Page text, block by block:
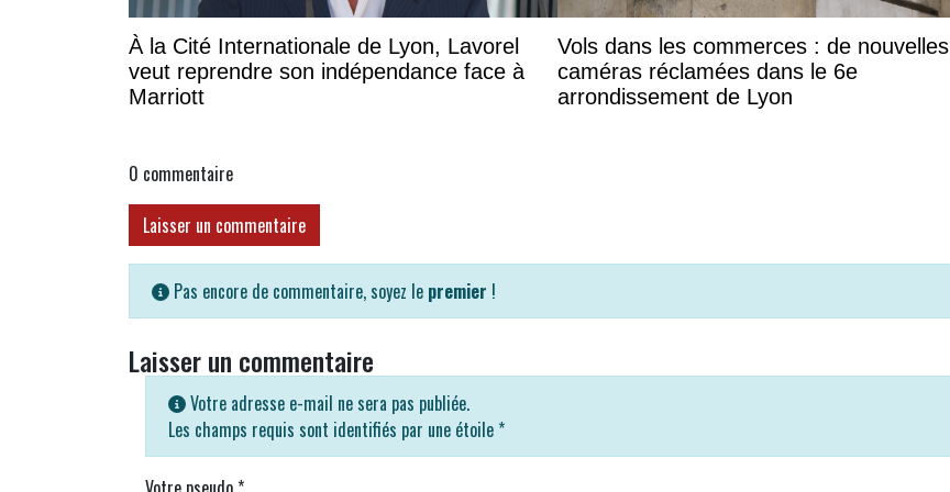
À la Cité Internationale de Lyon, Lavorel
veut reprendre son indépendance face à
Marriott
Vols dans les commerces : de nouvelles
caméras réclamées dans le 6e
arrondissement de Lyon
0 commentaire
Laisser un commentaire
Pas encore de commentaire, soyez le premier !
Laisser un commentaire
Votre adresse e-mail ne sera pas publiée.
Les champs requis sont identifiés par une étoile *